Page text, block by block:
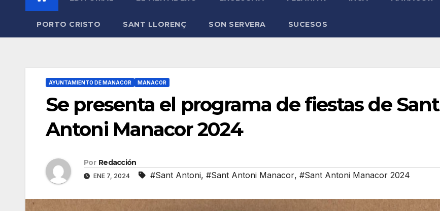
PORTO CRISTO SANT LLORENÇ SON SERVERA SUCESOS
AYUNTAMIENTO DE MANACOR MANACOR
Se presenta el programa de fiestas de Sant
Antoni Manacor 2024
Por Redacción
ENE 7, 2024 #Sant Antoni, #Sant Antoni Manacor, #Sant Antoni Manacor 2024